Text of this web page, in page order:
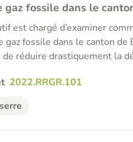
gaz fossile dans le
est chargé d’examiner
gaz fossile dans le canton
de réduire drastiquement la
2022.RRGR.101